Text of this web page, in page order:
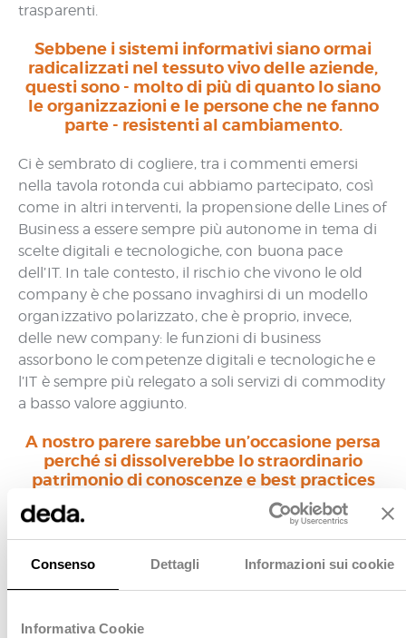
Consenso Dettagli Informazioni sui cookie
Informativa Cookie
trasparenti.
Sebbene i sistemi informativi siano ormai
radicalizzati nel tessuto vivo delle aziende,
questi sono - molto di più di quanto lo siano
le organizzazioni e le persone che ne fanno
parte - resistenti al cambiamento.
Ci è sembrato di cogliere, tra i commenti emersi
nella tavola rotonda cui abbiamo partecipato, così
come in altri interventi, la propensione delle Lines of
Business a essere sempre più autonome in tema di
scelte digitali e tecnologiche, con buona pace
dell’IT. In tale contesto, il rischio che vivono le old
company è che possano invaghirsi di un modello
organizzativo polarizzato, che è proprio, invece,
delle new company: le funzioni di business
assorbono le competenze digitali e tecnologiche e
l’IT è sempre più relegato a soli servizi di commodity
a basso valore aggiunto.
A nostro parere sarebbe un’occasione persa
perché si dissolverebbe lo straordinario
patrimonio di conoscenze e best practices
codificato nei sistemi, un know-how che
rappresenta il vero valore competitivo
rispetto alle nuove aziende.
La nostra partecipazione a Utility Day, e gli spunti
bontà della nostra visione a sostegno di un IT